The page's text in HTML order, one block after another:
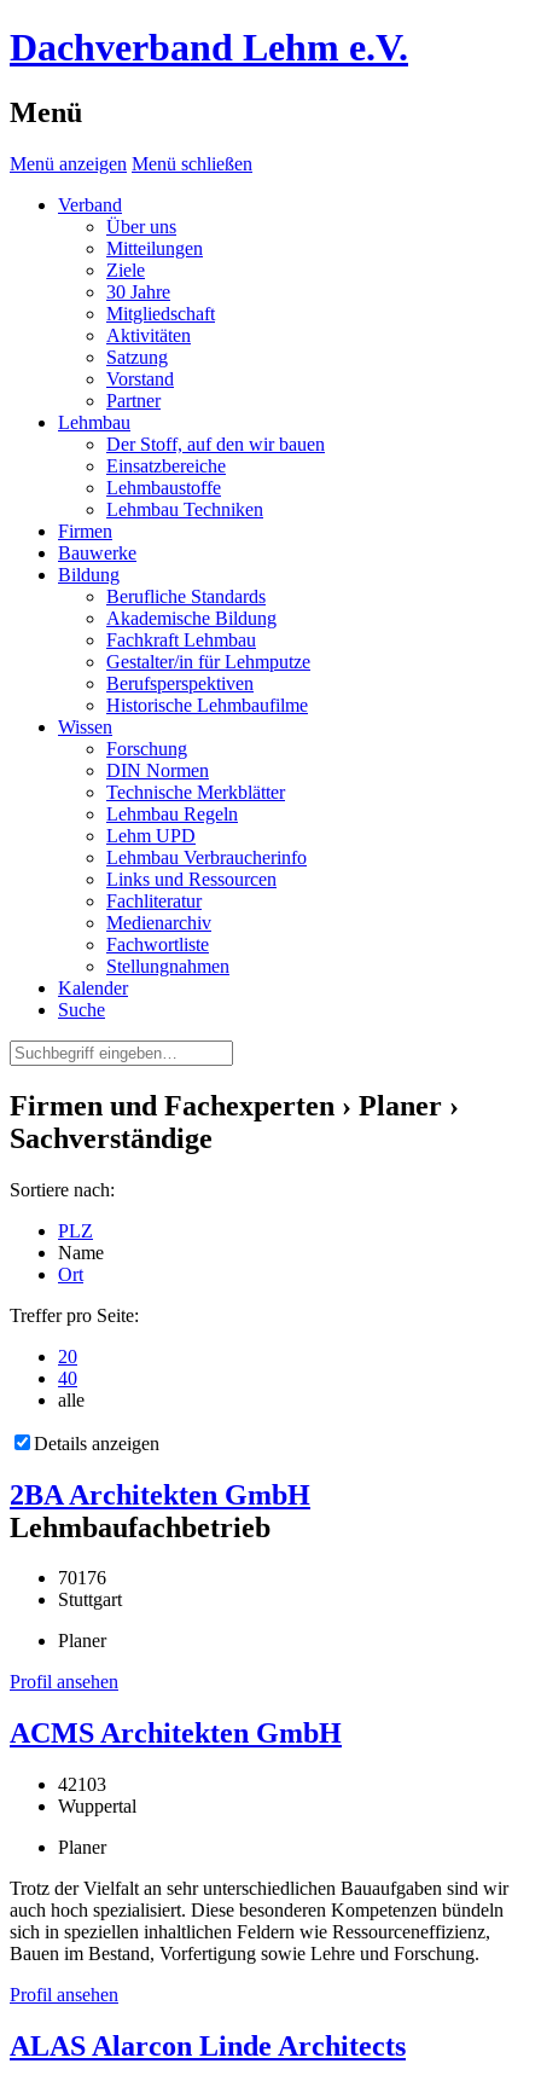
Dachverband Lehm e.V.
Menü
Menü anzeigen Menü schließen
Verband
Über uns
Mitteilungen
Ziele
30 Jahre
Mitgliedschaft
Aktivitäten
Satzung
Vorstand
Partner
Lehmbau
Der Stoff, auf den wir bauen
Einsatzbereiche
Lehmbaustoffe
Lehmbau Techniken
Firmen
Bauwerke
Bildung
Berufliche Standards
Akademische Bildung
Fachkraft Lehmbau
Gestalter/in für Lehmputze
Berufsperspektiven
Historische Lehmbaufilme
Wissen
Forschung
DIN Normen
Technische Merkblätter
Lehmbau Regeln
Lehm UPD
Lehmbau Verbraucherinfo
Links und Ressourcen
Fachliteratur
Medienarchiv
Fachwortliste
Stellungnahmen
Kalender
Suche
Firmen und Fachexperten › Planer ›
Sachverständige
Sortiere nach:
PLZ
Name
Ort
Treffer pro Seite:
20
40
alle
Details anzeigen
2BA Architekten GmbH
Lehmbaufachbetrieb
70176
Stuttgart
Planer
Profil ansehen
ACMS Architekten GmbH
42103
Wuppertal
Planer
Trotz der Vielfalt an sehr unterschiedlichen Bauaufgaben sind wir
auch hoch spezialisiert. Diese besonderen Kompetenzen bündeln
sich in speziellen inhaltlichen Feldern wie Ressourceneffizienz,
Bauen im Bestand, Vorfertigung sowie Lehre und Forschung.
Profil ansehen
ALAS Alarcon Linde Architects